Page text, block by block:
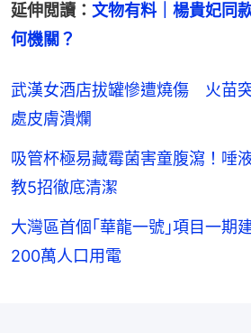
延伸閲讀： 文物有料｜楊貴妃同
何機關？
武漢女酒店拔罐慘遭燒傷 火苗
處皮膚潰爛
吸管杯極易藏霉菌害童腹瀉！唾
教5招徹底清潔
大灣區首個｢華龍一號｣項目一
200萬人口用電